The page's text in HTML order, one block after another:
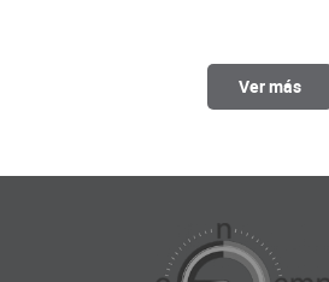
Ver más